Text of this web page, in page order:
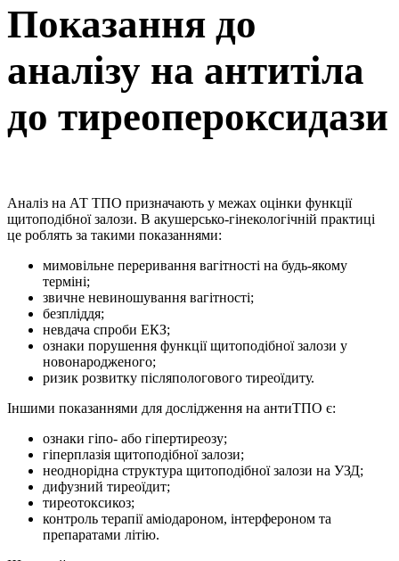
Показання до
аналізу на антитіла
до тиреопероксидази
Аналіз на АТ ТПО призначають у межах оцінки функції
щитоподібної залози. В акушерсько-гінекологічній практиці
це роблять за такими показаннями:
мимовільне переривання вагітності на будь-якому
терміні;
звичне невиношування вагітності;
безпліддя;
невдача спроби ЕКЗ;
ознаки порушення функції щитоподібної залози у
новонародженого;
ризик розвитку післяпологового тиреоїдиту.
Іншими показаннями для дослідження на антиТПО є:
ознаки гіпо- або гіпертиреозу;
гіперплазія щитоподібної залози;
неоднорідна структура щитоподібної залози на УЗД;
дифузний тиреоїдит;
тиреотоксикоз;
контроль терапії аміодароном, інтерфероном та
препаратами літію.